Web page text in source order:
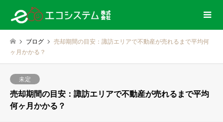
ブログ
売却期間の目安：諏訪エリアで不動産が売れるまで平均何
ヶ月かかる？
未定
売却期間の目安：諏訪エリアで不動産が売れるまで平均
何ヶ月かかる？